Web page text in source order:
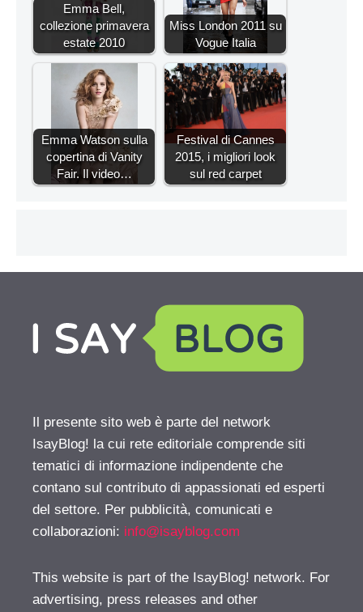
Emma Bell,
collezione primavera
estate 2010
Miss London 2011 su
Vogue Italia
Emma Watson sulla
copertina di Vanity
Fair. Il video…
Festival di Cannes
2015, i migliori look
sul red carpet
Il presente sito web è parte del network
IsayBlog! la cui rete editoriale comprende siti
tematici di informazione indipendente che
contano sul contributo di appassionati ed esperti
del settore. Per pubblicità, comunicati e
collaborazioni: info@isayblog.com
This website is part of the IsayBlog! network. For
advertising, press releases and other